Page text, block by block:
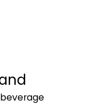
beverage